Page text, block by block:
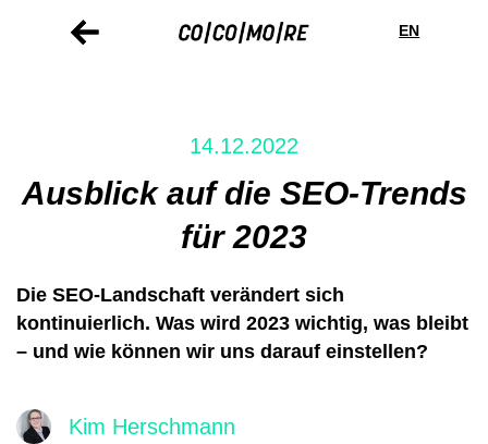
Einstellungen
EN
14.12.2022
Ausblick auf die SEO-Trends
für 2023
Die SEO-Landschaft verändert sich
kontinuierlich. Was wird 2023 wichtig, was bleibt
– und wie können wir uns darauf einstellen?
Kim Herschmann